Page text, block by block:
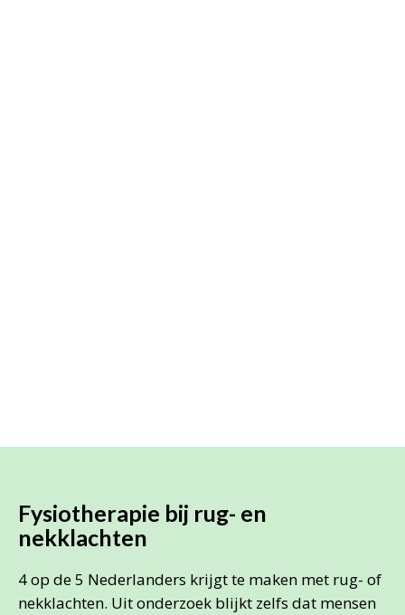
Fysiotherapie bij rug- en
nekklachten
4 op de 5 Nederlanders krijgt te maken met rug- of
nekklachten. Uit onderzoek blijkt zelfs dat mensen